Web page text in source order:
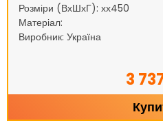
Розміри (ВхШхГ): хх450
Матеріал:
Виробник: Україна
3